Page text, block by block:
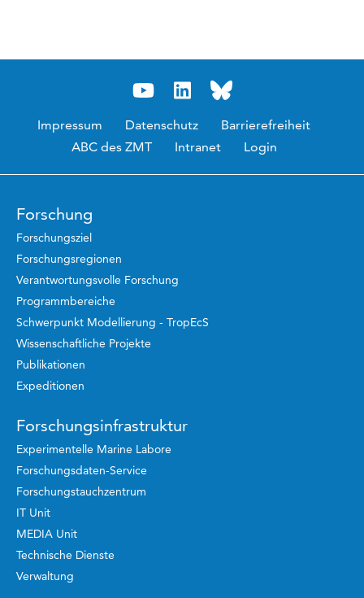
Impressum Datenschutz
Barrierefreiheit
ABC des ZMT
Intranet Login
Forschung
Forschungsziel
Forschungsregionen
Verantwortungsvolle Forschung
Programmbereiche
Schwerpunkt Modellierung - TropEcS
Wissenschaftliche Projekte
Publikationen
Expeditionen
Forschungsinfrastruktur
Experimentelle Marine Labore
Forschungsdaten-Service
Forschungstauchzentrum
IT Unit
MEDIA Unit
Technische Dienste
Verwaltung